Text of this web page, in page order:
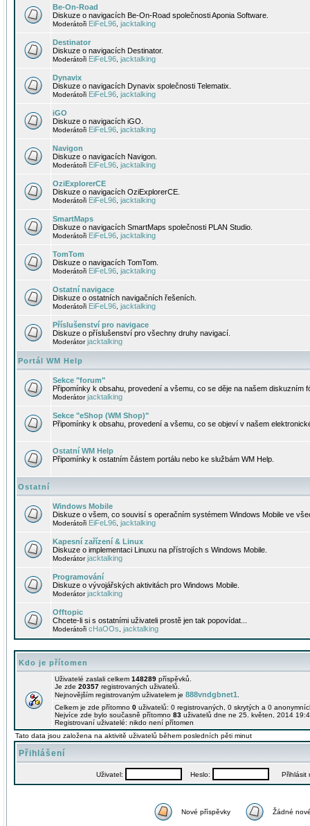
Be-On-Road
Diskuze o navigacích Be-On-Road společnosti Aponia Software.
Moderátoři EiFeL96 jacktalking
Destinator
Diskuze o navigacích Destinator.
Moderátoři EiFeL96 jacktalking
Dynavix
Diskuze o navigacích Dynavix společnosti Telematix.
Moderátoři EiFeL96 jacktalking
iGO
Diskuze o navigacích iGO.
Moderátoři EiFeL96 jacktalking
Navigon
Diskuze o navigacích Navigon.
Moderátoři EiFeL96 jacktalking
OziExplorerCE
Diskuze o navigacích OziExplorerCE.
Moderátoři EiFeL96 jacktalking
SmartMaps
Diskuze o navigacích SmartMaps společnosti PLAN Studio.
Moderátoři EiFeL96 jacktalking
TomTom
Diskuze o navigacích TomTom.
Moderátoři EiFeL96 jacktalking
Ostatní navigace
Diskuze o ostatních navigačních řešeních.
Moderátoři EiFeL96 jacktalking
Příslušenství pro navigace
Diskuze o příslušenství pro všechny druhy navigací.
Moderátorjacktalking
Portál WM Help
Sekce "forum"
Připomínky k obsahu, provedení a všemu, co se děje na našem diskuzním
Moderátorjacktalking
Sekce "eShop (WM Shop)"
Připomínky k obsahu, provedení a všemu, co se objeví v našem
Ostatní WM Help
Připomínky k ostatním částem portálu nebo ke službám WM Help.
Ostatní
Windows Mobile
Diskuze o všem, co souvisí s operačním systémem Windows Mobile ve
Moderátoři EiFeL96 jacktalking
Kapesní zařízení & Linux
Diskuze o implementaci Linuxu na přístrojích s Windows Mobile.
Moderátorjacktalking
Programování
Diskuze o vývojářských aktivitách pro Windows Mobile.
Moderátorjacktalking
Offtopic
Chcete-li si s ostatními uživateli prostě jen tak popovídat...
Moderátoři cHaOOs jacktalking
Kdo je přítomen
Uživatelé zaslali celkem 148289 příspěvků.
Je zde 20357 registrovaných uživatelů.
Nejnovějším registrovaným uživatelem je 888vndgbnet1
Celkem je zde přítomno 0 uživatelů: 0 registrovaných, 0 skrytých a 0
Nejvíce zde bylo současně přítomno 83 uživatelů dne ne 25. květen, 2014
Registrovaní uživatelé: nikdo není přítomen
Tato data jsou založena na aktivitě uživatelů během posledních pěti minut
Přihlášení
Uživatel: Heslo: Přihlásit
Nové příspěvky Žádné